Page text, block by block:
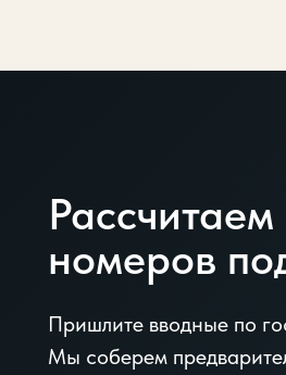
номеров
Пришлите вводные по
Мы соберем